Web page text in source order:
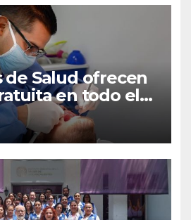
de Salud ofrecen
en todo el